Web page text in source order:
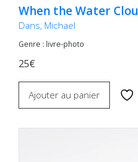
When the Water
Dans, Michael
Genre : livre-photo
25€
Ajouter au panier